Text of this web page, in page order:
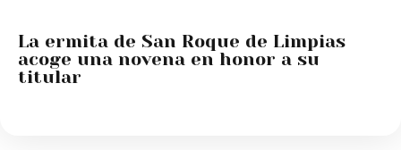
La ermita de San Roque de Limpias
acoge una novena en honor a su
titular